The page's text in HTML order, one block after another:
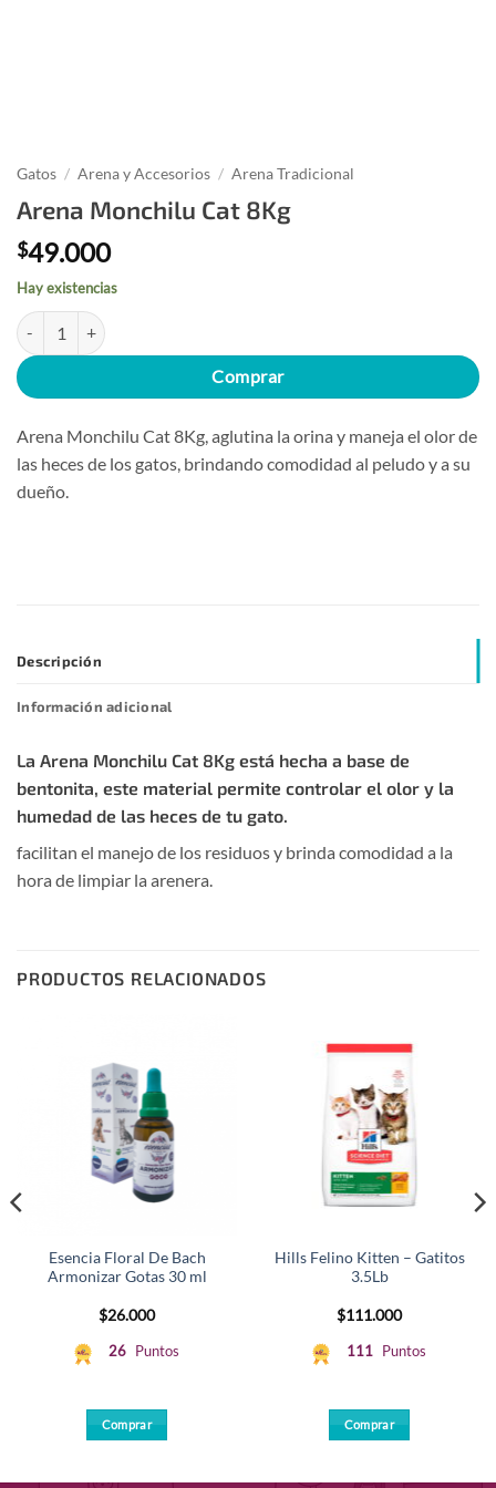
Gatos / Arena y Accesorios / Arena Tradicional
Arena Monchilu Cat 8Kg
$49.000
Hay existencias
Arena Monchilu Cat 8Kg cantidad
Comprar
Arena Monchilu Cat 8Kg, aglutina la orina y maneja el olor de
las heces de los gatos, brindando comodidad al peludo y a su
dueño.
Descripción
Información adicional
La Arena Monchilu Cat 8Kg está hecha a base de
bentonita, este material permite controlar el olor y la
humedad de las heces de tu gato.
facilitan el manejo de los residuos y brinda comodidad a la
hora de limpiar la arenera.
PRODUCTOS RELACIONADOS
Esencia Floral De Bach
Armonizar Gotas 30 ml
$26.000
26 Puntos
Comprar
Hills Felino Kitten – Gatitos
3.5Lb
$111.000
111 Puntos
Comprar